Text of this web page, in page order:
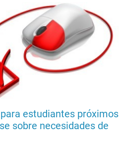
estudiantes próximos
sobre necesidades de